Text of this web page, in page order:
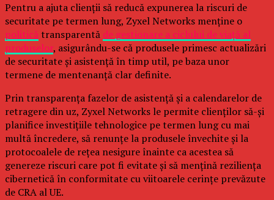
Pentru a ajuta clienții să reducă expunerea la riscuri de
securitate pe termen lung, Zyxel Networks menține o
politică transparentă de gestionare a ciclului de viață al
produselor, asigurându-se că produsele primesc actualizări
de securitate și asistență în timp util, pe baza unor
termene de mentenanță clar definite.
Prin transparența fazelor de asistență și a calendarelor de
retragere din uz, Zyxel Networks le permite clienților să-și
planifice investițiile tehnologice pe termen lung cu mai
multă încredere, să renunțe la produsele învechite și la
protocoalele de rețea nesigure înainte ca acestea să
genereze riscuri care pot fi evitate și să mențină reziliența
cibernetică în conformitate cu viitoarele cerințe prevăzute
de CRA al UE.